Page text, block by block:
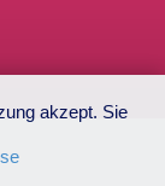
akzept. Sie